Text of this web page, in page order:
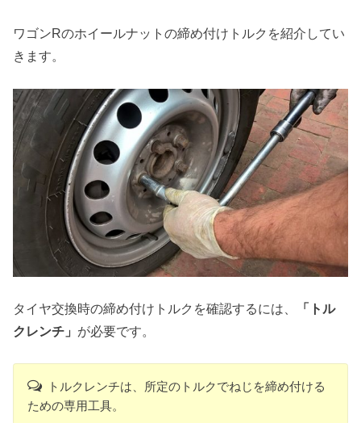
ワゴンRのホイールナットの締め付けトルクを紹介してい
きます。
タイヤ交換時の締め付けトルクを確認するには、
「トル
クレンチ」 が必要です。
トルクレンチは、所定のトルクでねじを締め付ける
ための専用工具。